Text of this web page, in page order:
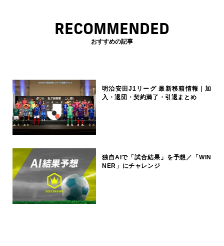
RECOMMENDED
おすすめの記事
明治安田J1リーグ 最新移籍情報｜加
入・退団・契約満了・引退まとめ
独自AIで「試合結果」を予想／「WIN
NER」にチャレンジ